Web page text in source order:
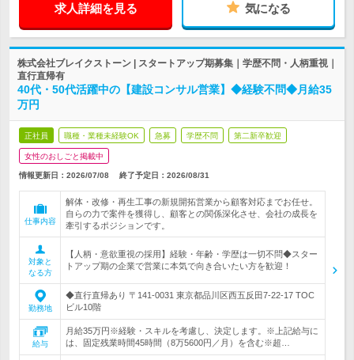
求人詳細を見る 気になる
株式会社ブレイクストーン | スタートアップ期募集｜学歴不問・人柄重視｜
直行直帰有
40代・50代活躍中の【建設コンサル営業】◆経験不問◆月給35
万円
正社員 職種・業種未経験OK 急募 学歴不問 第二新卒歓迎
女性のおしごと掲載中
情報更新日：2026/07/08 終了予定日： 2026/08/31
仕事内容
解体・改修・再生工事の新規開拓営業から顧客対応までお任せ。
自らの力で案件を獲得し、顧客との関係深化させ、会社の成長を
牽引するポジションです。
対象と
なる方
【人柄・意欲重視の採用】経験・年齢・学歴は一切不問◆スター
トアップ期の企業で営業に本気で向き合いたい方を歓迎！
勤務地
◆直行直帰あり 〒141-0031 東京都品川区西五反田7-22-17 TOC
ビル10階
給与
月給35万円※経験・スキルを考慮し、決定します。※上記給与に
は、固定残業時間45時間（8万5600円／月）を含む※超…